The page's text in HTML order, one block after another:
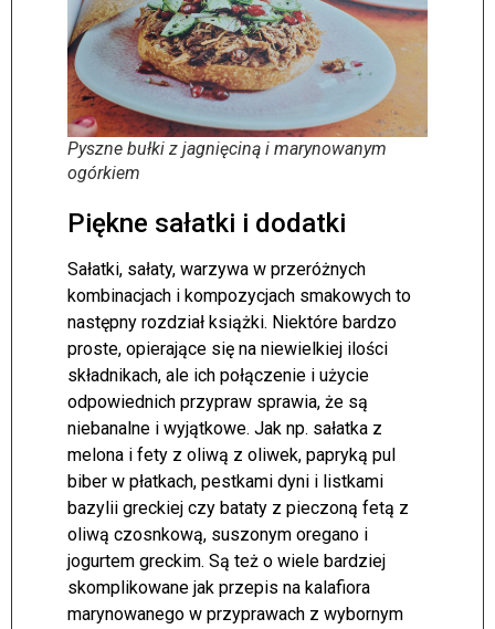
Pyszne bułki z jagnięciną i marynowanym
ogórkiem
Piękne sałatki i dodatki
Sałatki, sałaty, warzywa w przeróżnych
kombinacjach i kompozycjach smakowych to
następny rozdział książki. Niektóre bardzo
proste, opierające się na niewielkiej ilości
składnikach, ale ich połączenie i użycie
odpowiednich przypraw sprawia, że są
niebanalne i wyjątkowe. Jak np. sałatka z
melona i fety z oliwą z oliwek, papryką pul
biber w płatkach, pestkami dyni i listkami
bazylii greckiej czy bataty z pieczoną fetą z
oliwą czosnkową, suszonym oregano i
jogurtem greckim. Są też o wiele bardziej
skomplikowane jak przepis na kalafiora
marynowanego w przyprawach z wybornym